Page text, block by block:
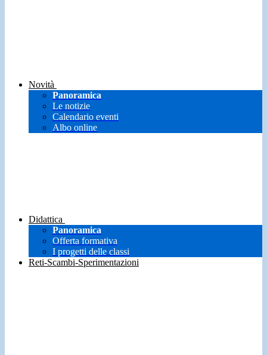
Novità
Panoramica
Le notizie
Calendario eventi
Albo online
Didattica
Panoramica
Offerta formativa
I progetti delle classi
Reti-Scambi-Sperimentazioni